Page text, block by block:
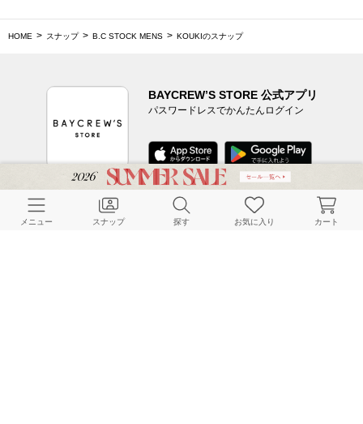
HOME スナップ B.C STOCK MENS KOUKIのスナップ
BAYCREW’S STORE 公式アプリ
パスワードレスでかんたんログイン
CUSTOMER SERVICE
メニュー スナップ 探す お気に入り カート